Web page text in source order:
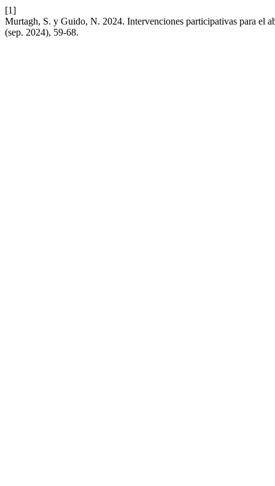
[1]
Murtagh, S. y Guido, N. 2024. Intervenciones participativas para el
(sep. 2024), 59-68.